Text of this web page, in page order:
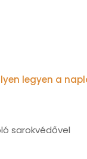
legyen a
sarokvédővel